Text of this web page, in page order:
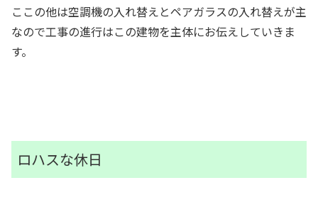
ここの他は空調機の入れ替えとペアガラスの入れ替えが主
なので工事の進行はこの建物を主体にお伝えしていきま
す。
ロハスな休日